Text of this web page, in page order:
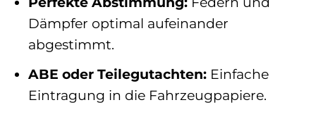
Dämpfer optimal aufeinander
abgestimmt.
ABE oder Teilegutachten:Einfache
Eintragung in die Fahrzeugpapiere.